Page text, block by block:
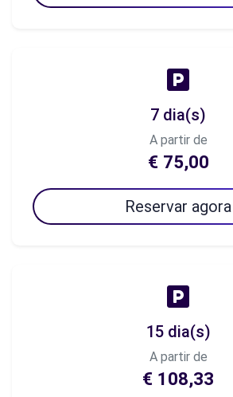
7 dia(s)
A partir de
€ 75,00
Reservar agora
15 dia(s)
A partir de
€ 108,33